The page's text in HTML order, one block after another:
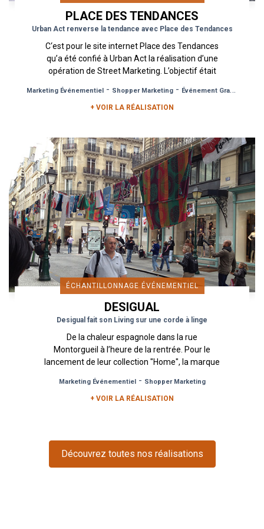
PLACE DES TENDANCES
Urban Act renverse la tendance avec Place des Tendances
C‘est pour le site internet Place des Tendances
qu’a été confié à Urban Act la réalisation d’une
opération de Street Marketing. L’objectif était
Marketing Événementiel - Shopper Marketing - Événement Grand Public
+ VOIR LA RÉALISATION
ÉCHANTILLONNAGE ÉVÉNEMENTIEL
DESIGUAL
Desigual fait son Living sur une corde à linge
De la chaleur espagnole dans la rue
Montorgueil à l’heure de la rentrée. Pour le
lancement de leur collection "Home", la marque
Marketing Événementiel- Shopper Marketing
+ VOIR LA RÉALISATION
Découvrez toutes nos réalisations